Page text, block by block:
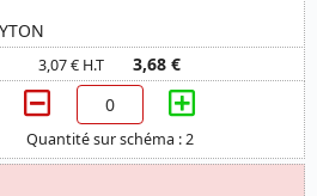
3,07 € H.T 3,68 €
Quantité sur schéma : 2